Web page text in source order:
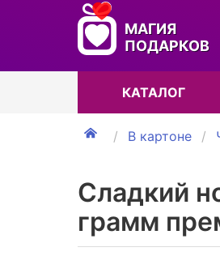
МАГИЯ
ПОДАРКОВ
КАТАЛОГ
В картоне
Сладкий
грамм